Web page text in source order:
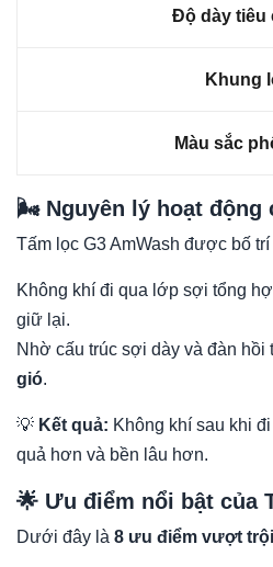
Độ dày tiêu
Khung
Màu sắc
🌬️ Nguyên lý hoạt động
Tấm lọc G3 AmWash được bố trí
Không khí đi qua lớp sợi tổng
giữ lại.
Nhờ cấu trúc sợi dày và đàn hồi
gió.
💡 Kết quả: Không khí sau khi
quả hơn và bền lâu hơn.
🌟 Ưu điểm nổi bật của
Dưới đây là 8 ưu điểm vượt trội